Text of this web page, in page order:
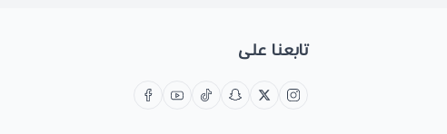
تابعنا على